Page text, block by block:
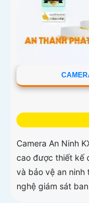
Camera An Ninh
cao được thiết kế
và bảo vệ an ninh
nghệ giám sát